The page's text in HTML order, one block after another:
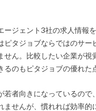
ージェント3社の求人情報
ピタジョブならではのサー
せん。比較したい企業が視
るのもピタジョブの優れた
若者向きになっているので
ませんが、慣れれば効率的